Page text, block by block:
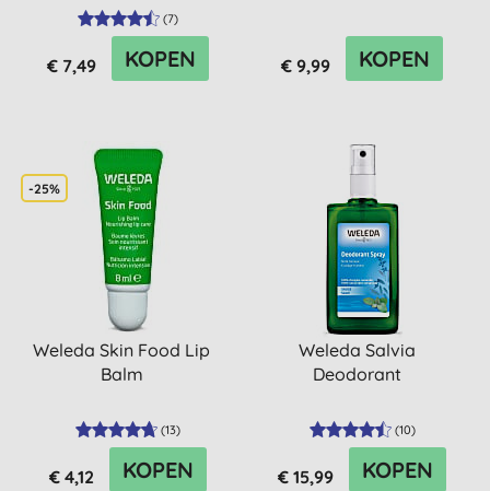
(7)
€ 7,49 KOPEN € 9,99 KOPEN
-25%
Weleda Skin Food Lip
Balm
(13)
€ 4,12 KOPEN
Weleda Salvia
Deodorant
(10)
€ 15,99 KOPEN